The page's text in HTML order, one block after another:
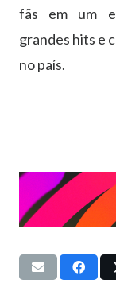
fãs em um
grandes hits e
no país.